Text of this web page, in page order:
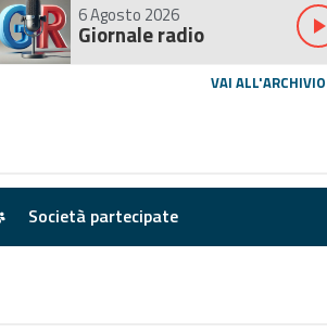
6 Agosto 2026
Giornale radio play_arrow
VAI ALL'ARCHIVIO
Società partecipate